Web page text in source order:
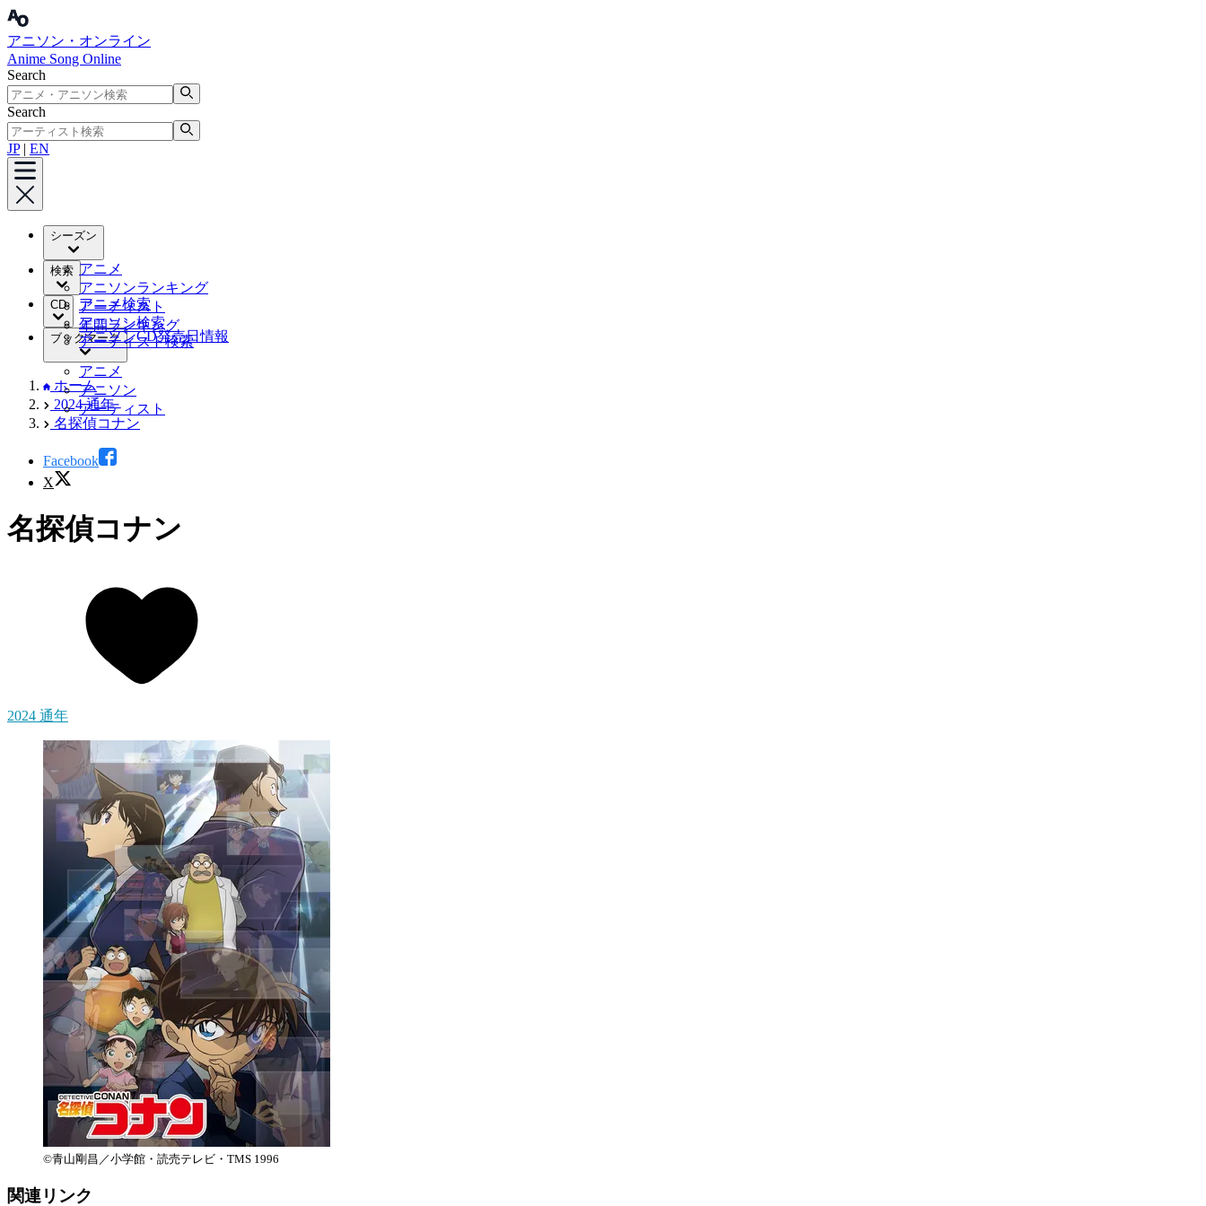
アニソン・オンライン
Anime Song Online
Search
Search
JP| EN
シーズン
アニメ
アニソンランキング
アーティスト
年間ランキング
検索
アニメ検索
アニソン検索
アーティスト検索
CD
アニソンCD発売日情報
ブックマーク
アニメ
アニソン
アーティスト
ホーム
2024 通年
名探偵コナン
Facebook
X
名探偵コナン
2024 通年
©︎青山剛昌／小学館・読売テレビ・TMS 1996
関連リンク